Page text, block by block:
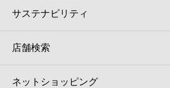
サステナビリティ
店舗検索
ネットショッピング